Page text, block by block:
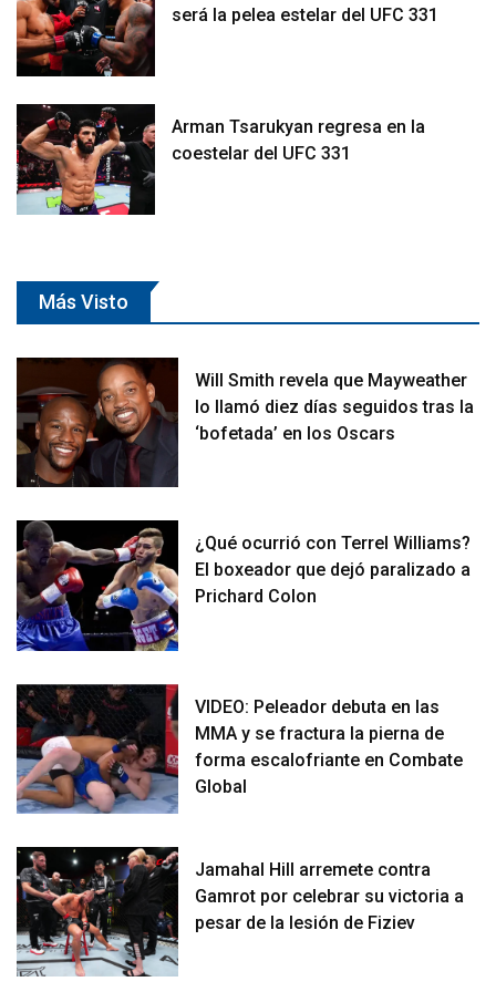
será la pelea estelar del UFC 331
Arman Tsarukyan regresa en la
coestelar del UFC 331
Más Visto
Will Smith revela que Mayweather
lo llamó diez días seguidos tras la
‘bofetada’ en los Oscars
¿Qué ocurrió con Terrel Williams?
El boxeador que dejó paralizado a
Prichard Colon
VIDEO: Peleador debuta en las
MMA y se fractura la pierna de
forma escalofriante en Combate
Global
Jamahal Hill arremete contra
Gamrot por celebrar su victoria a
pesar de la lesión de Fiziev